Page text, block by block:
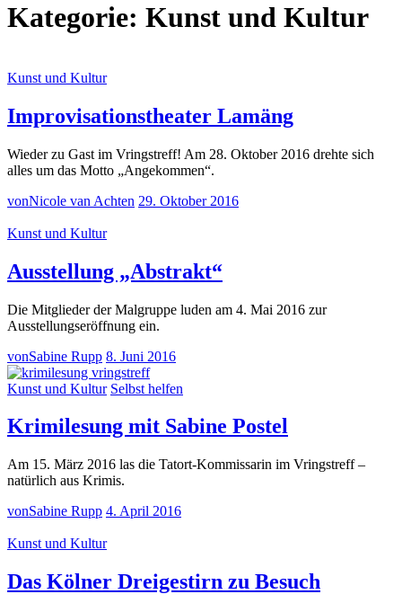
Kategorie: Kunst und Kultur
Kunst und Kultur
Improvisationstheater Lamäng
Wieder zu Gast im Vringstreff! Am 28. Oktober 2016 drehte sich
alles um das Motto „Angekommen“.
vonNicole van Achten 29. Oktober 2016
Kunst und Kultur
Ausstellung „Abstrakt“
Die Mitglieder der Malgruppe luden am 4. Mai 2016 zur
Ausstellungseröffnung ein.
vonSabine Rupp 8. Juni 2016
Kunst und Kultur Selbst helfen
Krimilesung mit Sabine Postel
Am 15. März 2016 las die Tatort-Kommissarin im Vringstreff –
natürlich aus Krimis.
vonSabine Rupp 4. April 2016
Kunst und Kultur
Das Kölner Dreigestirn zu Besuch